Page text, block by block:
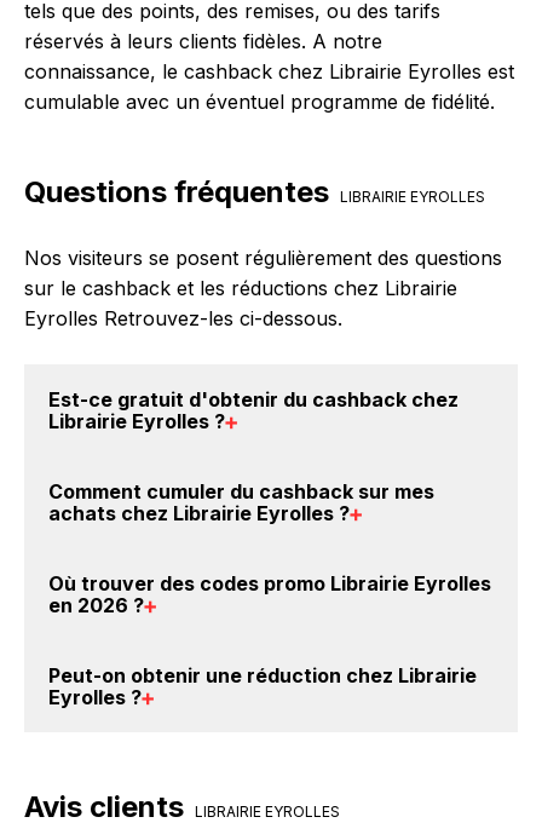
tels que des points, des remises, ou des tarifs
réservés à leurs clients fidèles. A notre
connaissance, le cashback chez Librairie Eyrolles est
cumulable avec un éventuel programme de fidélité.
Questions fréquentes LIBRAIRIE EYROLLES
Nos visiteurs se posent régulièrement des questions
sur le cashback et les réductions chez Librairie
Eyrolles Retrouvez-les ci-dessous.
Est-ce gratuit d'obtenir du cashback chez
Librairie Eyrolles ?
compte gratuitement pour cumuler vos réductions
cashback sur vos achats chez Librairie Eyrolles. Oui,
Librairie Eyrolles.
Comment cumuler du cashback sur mes
achats chez Librairie Eyrolles ?
Librairie Eyrolles : Créez votre compte sur
apparaître le cashback dans votre cagnotte au plus
tard 48h après votre achat sur le site Librairie
Où trouver des codes promo Librairie Eyrolles
en 2026 ?
promo chez Librairie Eyrolles. Si descodes promo
Librairie Eyrolles sont disponibles sur notre site
Peut-on obtenir une réduction chez Librairie
Eyrolles ?
vous réalisez un achat sur le site web de Librairie
Avis clients LIBRAIRIE EYROLLES